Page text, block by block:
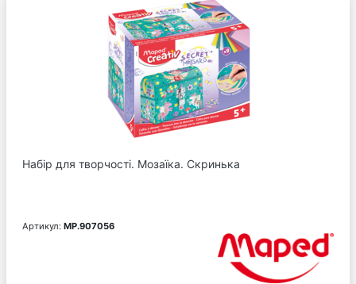
Набір для творчості. Мозаїка. Скринька
Артикул: MP.907056